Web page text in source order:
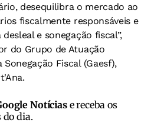
desequilibra o mercado ao
fiscalmente responsáveis e
e sonegação fiscal”,
do Grupo de Atuação
Fiscal (Gaesf),
Notíciase receba os
do dia.